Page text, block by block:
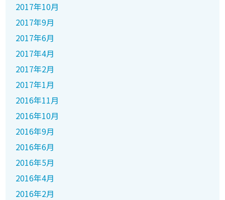
2017年10月
2017年9月
2017年6月
2017年4月
2017年2月
2017年1月
2016年11月
2016年10月
2016年9月
2016年6月
2016年5月
2016年4月
2016年2月